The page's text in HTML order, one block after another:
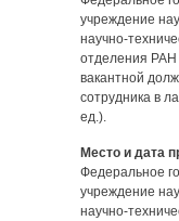
учреждение
научно-
отделения РАН
вакантной
сотрудника в
ед.).
Место и дата
Федеральное
учреждение
научно-